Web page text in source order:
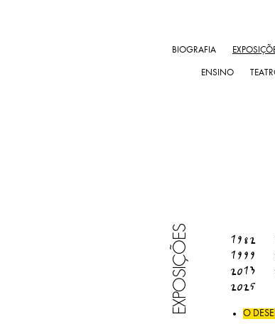
BIOGRAFIA
ENSINO
EXPOSIÇÕES 1982
1999
2013
2025
O